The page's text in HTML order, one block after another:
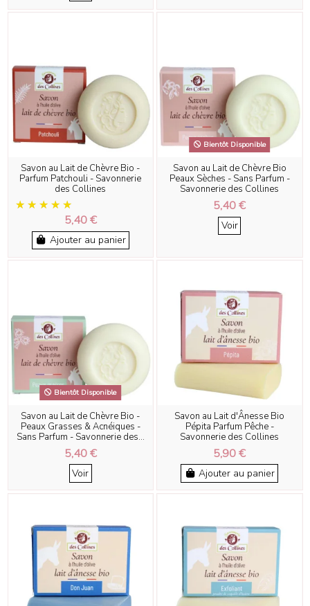
Savon au Lait de Chèvre Bio -
Parfum Patchouli - Savonnerie
des Collines
5,40 €
Ajouter au panier
Bientôt Disponible
Savon au Lait de Chèvre Bio
Peaux Sèches - Sans Parfum -
Savonnerie des Collines
5,40 €
Voir
Bientôt Disponible
Savon au Lait de Chèvre Bio -
Peaux Grasses & Acnéiques -
Sans Parfum - Savonnerie des...
5,40 €
Voir
Savon au Lait d'Ânesse Bio
Pépita Parfum Pêche -
Savonnerie des Collines
5,90 €
Ajouter au panier